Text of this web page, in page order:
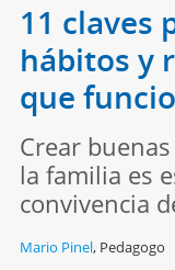
11 claves
hábitos y
que
Crear
la familia es
convivencia
Mario Pinel, Pedagogo